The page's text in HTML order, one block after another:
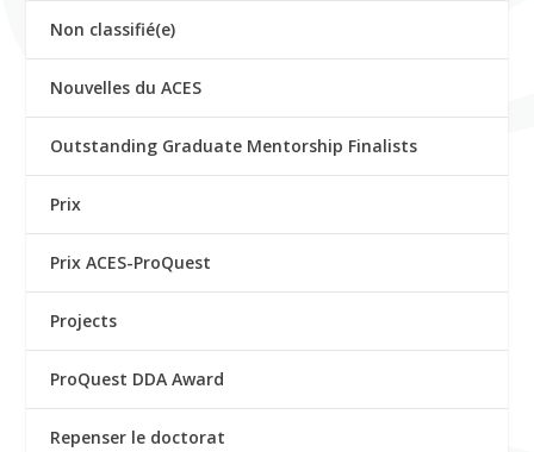
Non classifié(e)
Nouvelles du ACES
Outstanding Graduate Mentorship Finalists
Prix
Prix ACES-ProQuest
Projects
ProQuest DDA Award
Repenser le doctorat